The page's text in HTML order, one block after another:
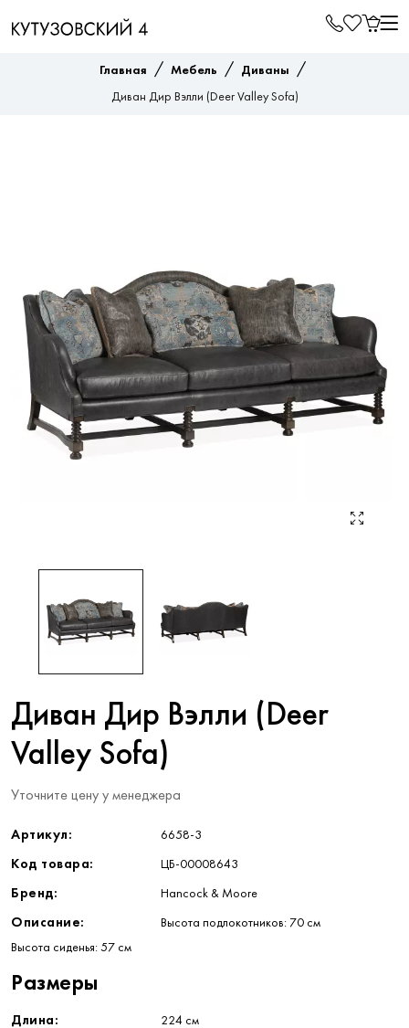
Главная / Мебель / Диваны /
Диван Дир Вэлли (Deer Valley Sofa)
Диван Дир Вэлли (Deer
Valley Sofa)
Уточните цену у менеджера
Артикул: 6658-3
Код товара: ЦБ-00008643
Бренд: Hancock & Moore
Описание: Высота подлокотников: 70 см
Высота сиденья: 57 см
Размеры
Длина: 224 см